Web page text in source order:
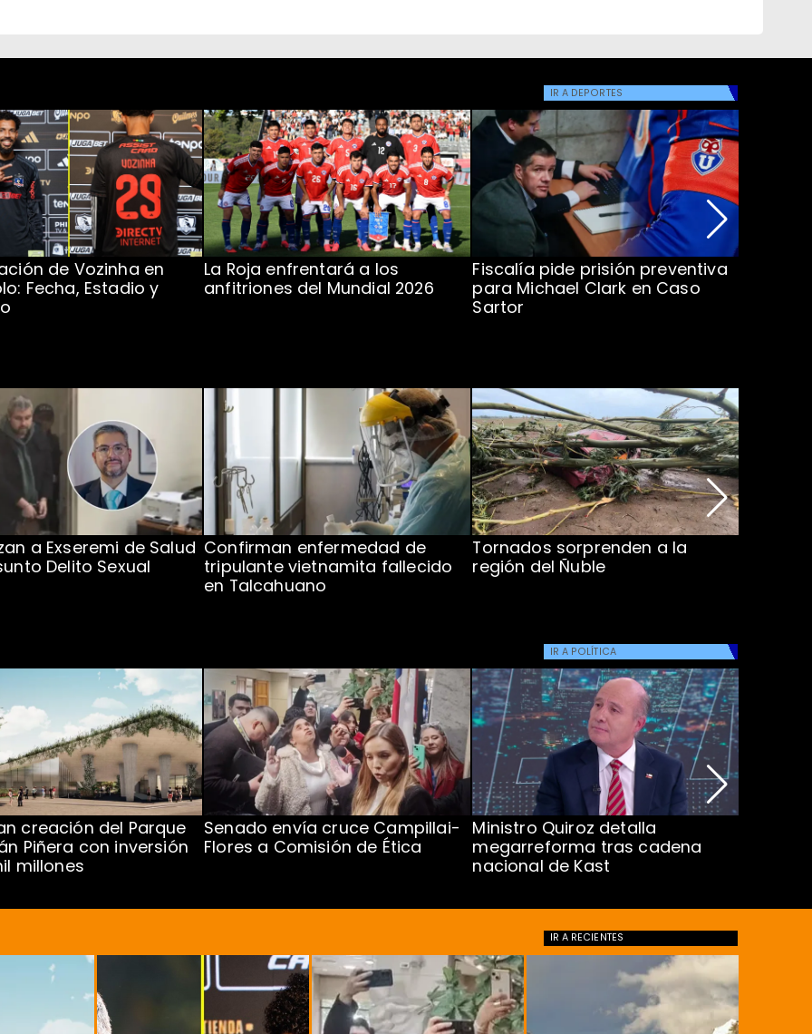
IR A DEPORTES
de Vozinha en
Fecha, Estadio y
La Roja enfrentará a los
anfitriones del Mundial 2026
Fiscalía pide prisión preventiva
para Michael Clark en Caso
Sartor
a Exseremi de Salud
Delito Sexual
Confirman enfermedad de
tripulante vietnamita fallecido
en Talcahuano
Tornados sorprenden a la
región del Ñuble
IR A POLÍTICA
creación del Parque
Piñera con inversión
millones
Senado envía cruce Campillai-
Flores a Comisión de Ética
Ministro Quiroz detalla
megarreforma tras cadena
nacional de Kast
IR A RECIENTES